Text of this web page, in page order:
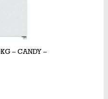
– CANDY –